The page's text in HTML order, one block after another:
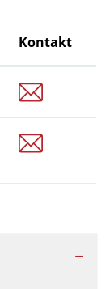
Kontakt